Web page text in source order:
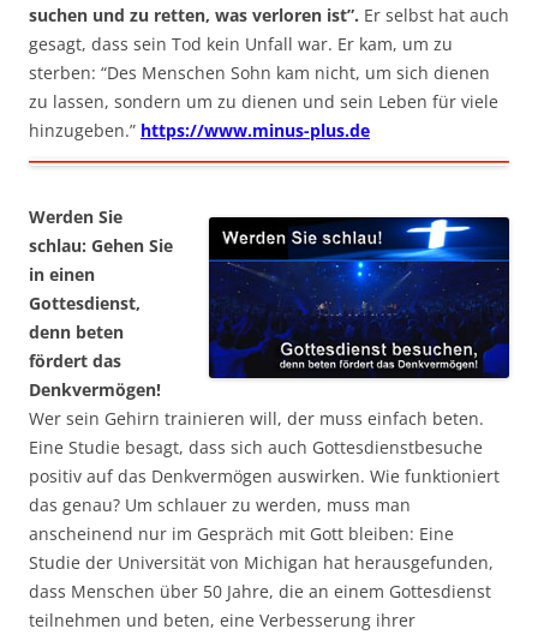
suchen und zu retten, was verloren ist”. Er selbst hat auch
gesagt, dass sein Tod kein Unfall war. Er kam, um zu
sterben: “Des Menschen Sohn kam nicht, um sich dienen
zu lassen, sondern um zu dienen und sein Leben für viele
hinzugeben.” https://www.minus-plus.de
Werden Sie
schlau: Gehen Sie
in einen
Gottesdienst,
denn beten
fördert das
Denkvermögen!
Wer sein Gehirn trainieren will, der muss einfach beten.
Eine Studie besagt, dass sich auch Gottesdienstbesuche
positiv auf das Denkvermögen auswirken. Wie funktioniert
das genau? Um schlauer zu werden, muss man
anscheinend nur im Gespräch mit Gott bleiben: Eine
Studie der Universität von Michigan hat herausgefunden,
dass Menschen über 50 Jahre, die an einem Gottesdienst
teilnehmen und beten, eine Verbesserung ihrer